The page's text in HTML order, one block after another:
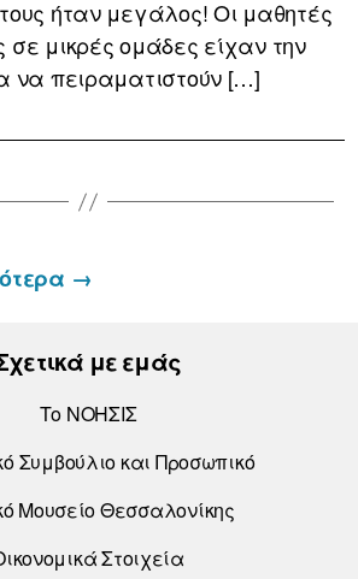
ήταν μεγάλος! Οι μαθητές
σε μικρές ομάδες είχαν την
να πειραματιστούν […]
→
με εμάς
Το ΝΟΗΣΙΣ
Συμβούλιο και Προσωπικό
Μουσείο Θεσσαλονίκης
Στοιχεία